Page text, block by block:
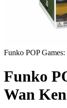
Funko POP
Funko
Wan